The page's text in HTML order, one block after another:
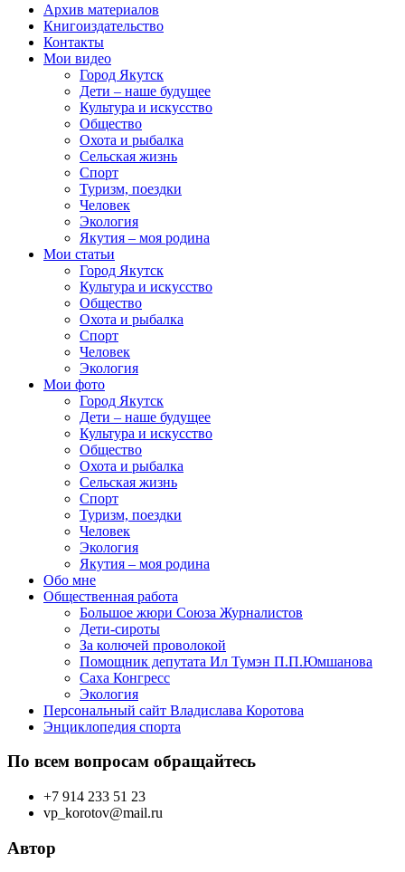
Архив материалов
Книгоиздательство
Контакты
Мои видео
Город Якутск
Дети – наше будущее
Культура и искусство
Общество
Охота и рыбалка
Сельская жизнь
Спорт
Туризм, поездки
Человек
Экология
Якутия – моя родина
Мои статьи
Город Якутск
Культура и искусство
Общество
Охота и рыбалка
Спорт
Человек
Экология
Мои фото
Город Якутск
Дети – наше будущее
Культура и искусство
Общество
Охота и рыбалка
Сельская жизнь
Спорт
Туризм, поездки
Человек
Экология
Якутия – моя родина
Обо мне
Общественная работа
Большое жюри Союза Журналистов
Дети-сироты
За колючей проволокой
Помощник депутата Ил Тумэн П.П.Юмшанова
Саха Конгресс
Экология
Персональный сайт Владислава Коротова
Энциклопедия спорта
По всем вопросам обращайтесь
+7 914 233 51 23
vp_korotov@mail.ru
Автор